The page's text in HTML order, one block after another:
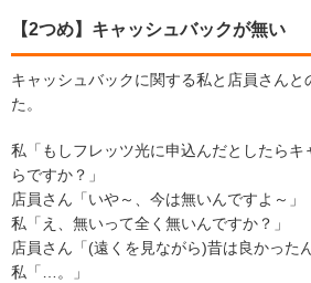
【2つめ】キャッシュバックが無い
キャッシュバックに関する私と店員さんと
た。
私「もしフレッツ光に申込んだとしたらキ
らですか？」
店員さん「いや～、今は無いんですよ～」
私「え、無いって全く無いんですか？」
店員さん「(遠くを見ながら)昔は良かった
私「…。」